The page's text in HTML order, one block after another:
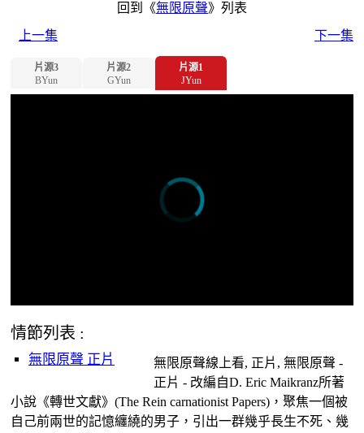
回到《無限原聲》列表
上一集
下一集
片源3
BYun
片源2
GYun
片源1
JYun
情節列表 :
無限原聲 正片
無限原聲線上看, 正片, 無限原聲 -
正片 - 改編自D. Eric Maikranz所著
小說《轉世文獻》(The Rein carnationist Papers)，聚焦一個被
自己前兩世的記憶纏繞的男子，引出一群幾乎長生不死、幾